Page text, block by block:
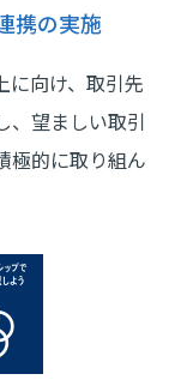
携の実施
に向け、取引先
、望ましい取引
極的に取り組ん